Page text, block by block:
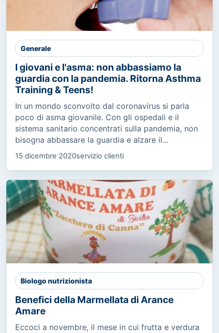
Generale
I giovani e l'asma: non abbassiamo la
guardia con la pandemia. Ritorna Asthma
Training & Teens!
In un mondo sconvolto dal coronavirus si parla
poco di asma giovanile. Con gli ospedali e il
sistema sanitario concentrati sulla pandemia, non
bisogna abbassare la guardia e alzare il...
15 dicembre 2020servizio clienti
Biologo nutrizionista
Benefici della Marmellata di Arance
Amare
Eccoci a novembre, il mese in cui frutta e verdura